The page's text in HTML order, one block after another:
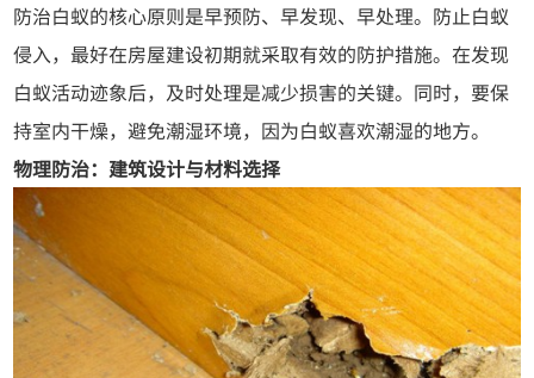
防治白蚁的核心原则是早预防、早发现、早处理。防止白蚁
侵入，最好在房屋建设初期就采取有效的防护措施。在发现
白蚁活动迹象后，及时处理是减少损害的关键。同时，要保
持室内干燥，避免潮湿环境，因为白蚁喜欢潮湿的地方。
物理防治：建筑设计与材料选择